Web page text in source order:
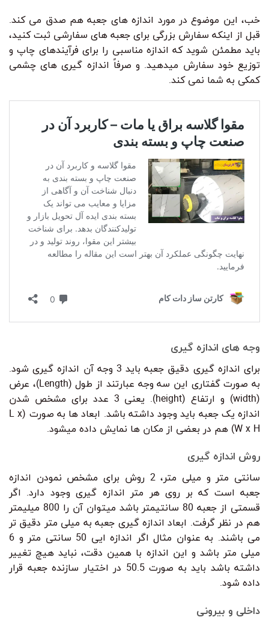
خب، این موضوع در مورد اندازه های جعبه هم صدق می کند.
قبل از اینکه سفارش بزرگی برای جعبه های سفارشی ثبت کنید،
باید مطمئن شوید که اندازه مناسبی را برای فرآیندهای چاپ و
توزیع خود سفارش میدهید. و صرفاً اندازه گیری های چشمی
کمکی به شما نمی کند.
وجه های اندازه گیری
برای اندازه گیری دقیق جعبه باید 3 وجه آن اندازه گیری شود.
به صورت گفتاری این سه وجه عبارتند از طول (Length)، عرض
(width) و ارتفاع (height). یعنی 3 عدد برای مشخص شدن
اندازه یک جعبه باید وجود داشته باشد. ابعاد ها به صورت (L x
W x H) هم در بعضی از مکان ها نمایش داده میشود.
روش اندازه گیری
سانتی متر و میلی متر، 2 روش برای مشخص نمودن اندازه
جعبه است که بر روی هر متر اندازه گیری وجود دارد. اگر
قسمتی از جعبه 80 سانتیمتر باشد میتوان آن را 800 میلیمتر
هم در نظر گرفت. ابعاد اندازه گیری جعبه به میلی متر دقیق تر
می باشند. به عنوان مثال اگر اندازه ایی 50 سانتی متر و 6
میلی متر باشد و این اندازه با همین دقت، نباید هیچ تغییر
داشته باشد باید به صورت 50.5 در اختیار سازنده جعبه قرار
داده شود.
داخلی و بیرونی